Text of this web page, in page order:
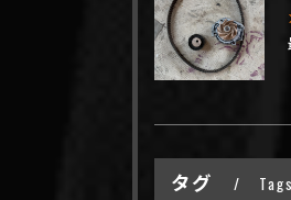
タグ Tags